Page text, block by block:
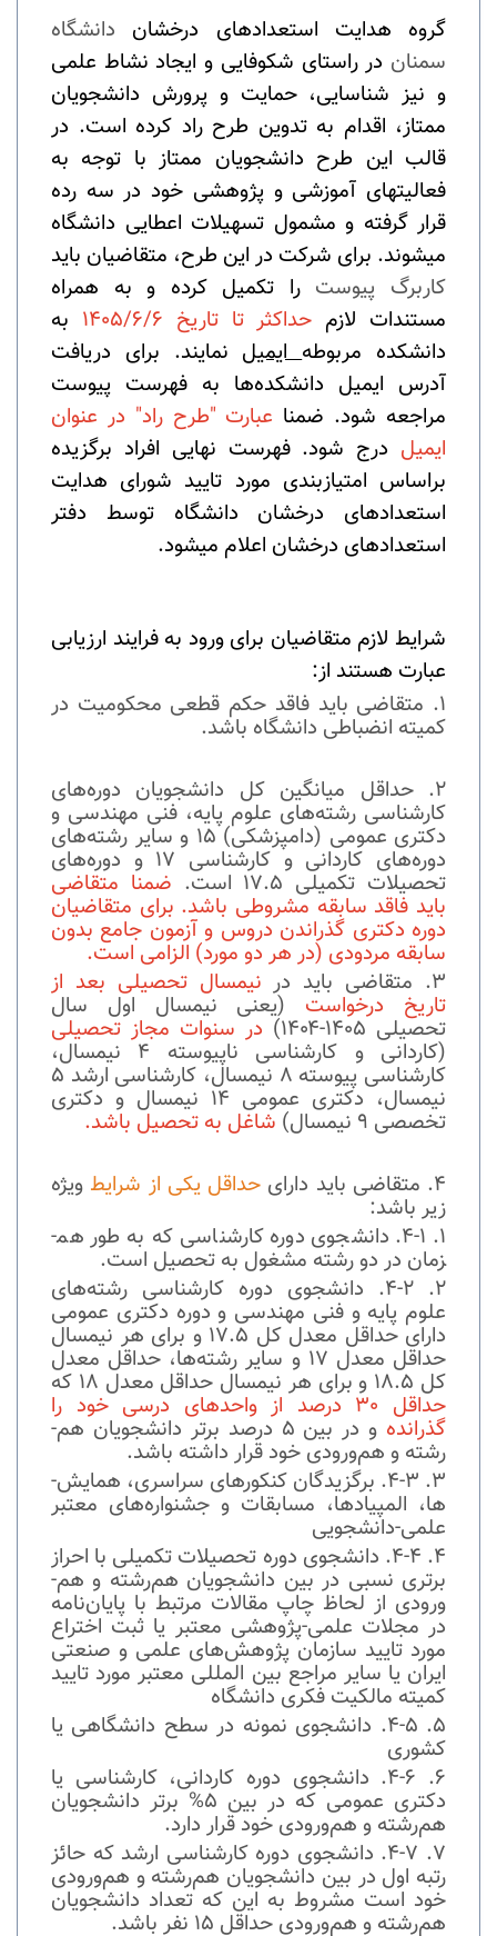
گروه هدایت استعدادهای درخشان دانشگاه
سمنان در راستای شکوفایی و ایجاد نشاط علمی
و نیز شناسایی، حمایت و پرورش دانشجویان
ممتاز، اقدام به تدوین طرح راد کرده است. در
قالب این طرح دانشجویان ممتاز با توجه به
فعالیت­های آموزشی و پژوهشی خود در سه رده
قرار گرفته و مشمول تسهیلات اعطایی دانشگاه
می­شوند. برای شرکت در این طرح، متقاضیان باید
کاربرگ پیوست را تکمیل کرده و به همراه
مستندات لازم حداکثر تا تاریخ 1405/6/6
به
دانشکده مربوطهایمیل نمایند. برای دریافت
آدرس ایمیل دانشکده‌ها به فهرست پیوست
مراجعه شود. ضمنا عبارت "طرح راد" در عنوان
ایمیل درج شود. فهرست نهایی افراد برگزیده
براساس امتیازبندی مورد تایید شورای هدایت
استعدادهای درخشان دانشگاه توسط دفتر
استعدادهای درخشان اعلام می­شود.
شرایط لازم متقاضیان برای ورود به فرایند ارزیابی
عبارت هستند از:
متقاضی باید فاقد حکم قطعی محکومیت در
کمیته انضباطی دانشگاه باشد.
حداقل میانگین کل دانشجویان دوره­‌های
کارشناسی رشته‌­های علوم پایه، فنی مهندسی و
دکتری عمومی (دامپزشکی) 15 و سایر رشته‌­های
دوره­‌های کاردانی و کارشناسی 17 و دوره­‌های
تحصیلات تکمیلی 17.5 است. ضمنا متقاضی
باید فاقد سابقه مشروطی باشد. برای متقاضیان
دوره دکتری گذراندن دروس و آزمون جامع بدون
سابقه مردودی (در هر دو مورد) الزامی است.
متقاضی باید در نیم­سال تحصیلی بعد از
تاریخ درخواست (یعنی نیم­سال اول سال
تحصیلی ۱۴۰۵-۱۴۰۴) در سنوات مجاز تحصیلی
(کاردانی و کارشناسی ناپیوسته 4 نیم­سال،
کارشناسی پیوسته 8 نیم­سال، کارشناسی ارشد 5
نیم­سال، دکتری عمومی 14 نیم­سال و دکتری
تخصصی 9 نیم­سال)
شاغل به تحصیل باشد.
متقاضی باید دارای حداقل یکی از شرایط ویژه
زیر باشد:
4-1. دانشجوی دوره کارشناسی که به طور هم­
زمان در دو رشته مشغول به تحصیل است.
4-2. دانشجوی دوره کارشناسی رشته‌های
علوم پایه و فنی مهندسی و دوره دکتری عمومی
دارای حداقل معدل کل 17.5 و برای هر نیم­سال
حداقل معدل 17 و سایر رشته‌ها، حداقل معدل
کل 18.5 و برای هر نیم­سال حداقل معدل 18 که
حداقل 30 درصد از واحدهای درسی خود را
گذرانده و در بین 5 درصد برتر دانشجویان هم‌­
رشته و هم‌­ورودی‌ خود قرار داشته باشد.
4-3. برگزیدگان کنکورهای سراسری، همایش‌­
ها، المپیادها، مسابقات و جشنواره­‌های معتبر
علمی-دانشجویی
4-4. دانشجوی دوره تحصیلات تکمیلی با احراز
برتری نسبی در بین دانشجویان هم‌­رشته و هم‌­
ورودی از لحاظ چاپ مقالات مرتبط با پایان‌­نامه
در مجلات علمی-پژوهشی معتبر یا ثبت اختراع
مورد تایید سازمان پژوهش­‌های علمی و صنعتی
ایران یا سایر مراجع بین المللی معتبر مورد تایید
کمیته مالکیت فکری دانشگاه
4-5. دانشجوی نمونه در سطح دانشگاهی یا
کشوری
4-6. دانشجوی دوره کاردانی، کارشناسی یا
دکتری عمومی که در بین 5% برتر دانشجویان
هم­‌رشته و هم‌­ورودی خود قرار دارد.
4-7. دانشجوی دوره کارشناسی ارشد که حائز
رتبه اول در بین دانشجویان هم‌­رشته و هم‌­ورودی
خود است مشروط به این که تعداد دانشجویان
هم­‌رشته و هم‌­ورودی حداقل 15 نفر باشد.